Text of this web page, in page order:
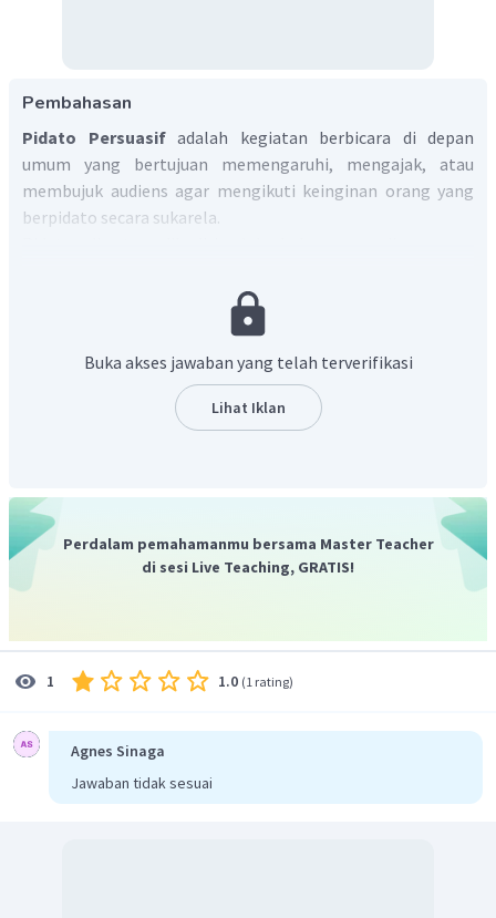
Pembahasan
Pidato Persuasifadalah kegiatan berbicara di depan
umum yang bertujuan memengaruhi, mengajak, atau
membujuk audiens agar mengikuti keinginan orang yang
berpidato secara sukarela.
Kepada yang terhormat Bapak Zainudin Suprapto, M. Pd.,
selaku Kepala SMAN 1 Tajung Senang, yang terhormat Ibu Siti
Senang, yang terhormat Bapak/lbu guru serta seluruh staf
SMAN 1 Tanjung Senang, serta Siswa-siswi SMAN 1 Tanjung
Senang yang saya banggakan.
kepala sekolah, Siti Zuwairah selaku wakil kepala
sekolah, Bapak/lbu guru serta seluruh staf SMAN
1 Tanjung Senang, serta Siswa-siswi SMAN 1 Tanjung
Senang.
Buka akses jawaban yang telah terverifikasi
Lihat Iklan
Perdalam pemahamanmu bersama Master Teacher
di sesi Live Teaching, GRATIS!
1 1.0 (1 rating)
Agnes Sinaga
Jawaban tidak sesuai